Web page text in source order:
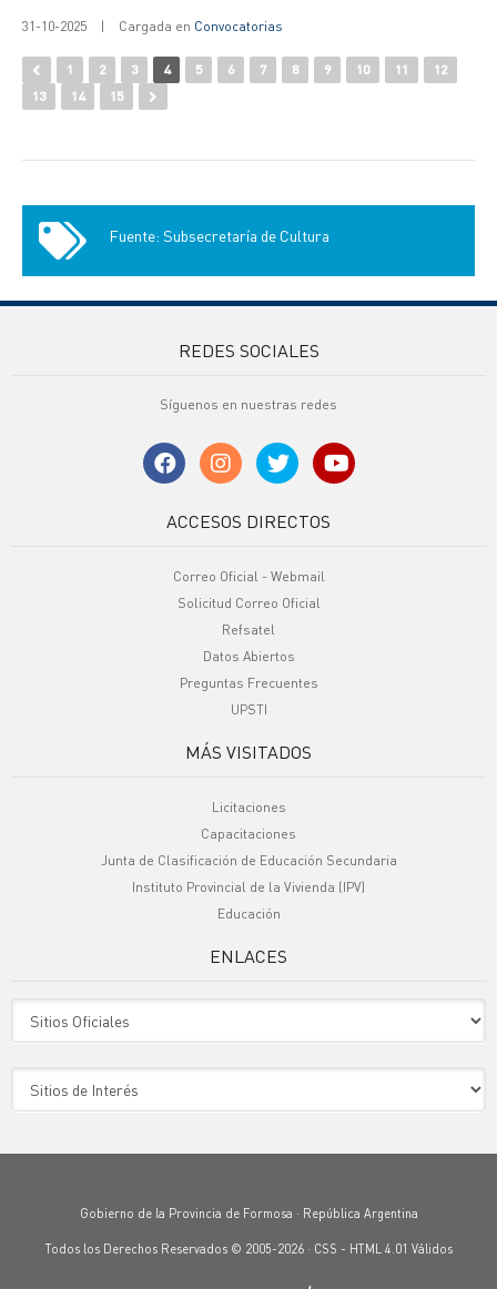
31-10-2025 | Cargada en Convocatorias
1 2 3 4 5 6 7 8 9 10 11
12
13
14 15
Fuente: Subsecretaría de Cultura
REDES SOCIALES
Síguenos en nuestras redes
ACCESOS DIRECTOS
Correo Oficial - Webmail
Solicitud Correo Oficial
Refsatel
Datos Abiertos
Preguntas Frecuentes
UPSTI
MÁS VISITADOS
Licitaciones
Capacitaciones
Junta de Clasificación de Educación Secundaria
Instituto Provincial de la Vivienda (IPV)
Educación
ENLACES
Gobierno de la Provincia de Formosa · República Argentina
Todos los Derechos Reservados © 2005-2026 · CSS - HTML 4.01 Válidos